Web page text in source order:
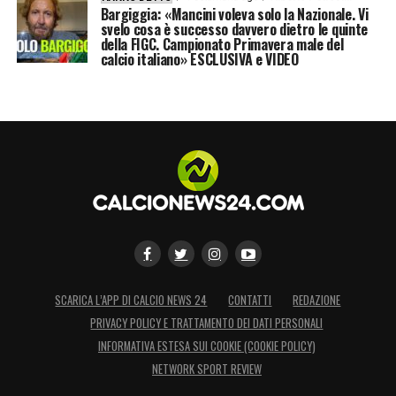
Bargiggia: «Mancini voleva solo la Nazionale. Vi
svelo cosa è successo davvero dietro le quinte
della FIGC. Campionato Primavera male del
calcio italiano» ESCLUSIVA e VIDEO
SCARICA L’APP DI CALCIO NEWS 24 CONTATTI
REDAZIONE
PRIVACY POLICY E TRATTAMENTO DEI DATI PERSONALI
INFORMATIVA ESTESA SUI COOKIE (COOKIE POLICY)
NETWORK SPORT REVIEW